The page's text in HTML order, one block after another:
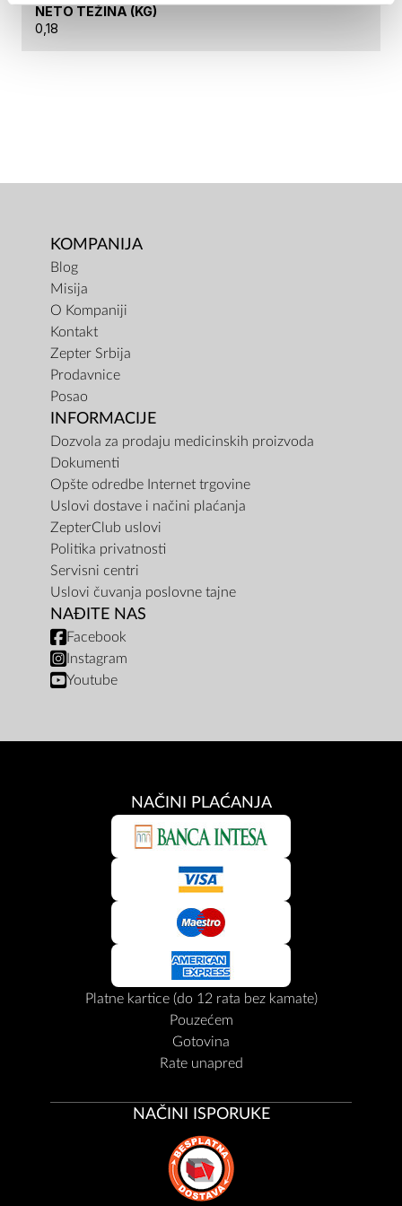
NETO TEŽINA (KG)
0,18
KOMPANIJA
Blog
Misija
O Kompaniji
Kontakt
Zepter Srbija
Prodavnice
Posao
INFORMACIJE
Dozvola za prodaju medicinskih proizvoda
Dokumenti
Opšte odredbe Internet trgovine
Uslovi dostave i načini plaćanja
ZepterClub uslovi
Politika privatnosti
Servisni centri
Uslovi čuvanja poslovne tajne
NAĐITE NAS
Facebook
Instagram
Youtube
NAČINI PLAĆANJA
Platne kartice (do 12 rata bez kamate)
Pouzećem
Gotovina
Rate unapred
NAČINI ISPORUKE